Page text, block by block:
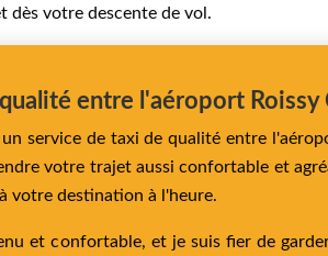
dès votre descente de vol.
entre l'aéroport
service de taxi de qualité entre
votre trajet aussi confortable et
votre destination à l'heure.
et confortable, et je suis fier de